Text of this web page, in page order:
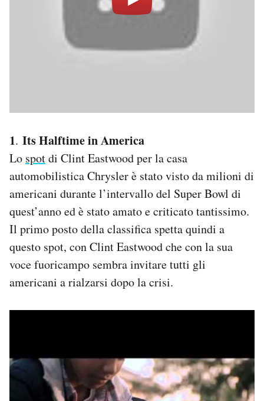
1. Its Halftime in America
Lo spotdi Clint Eastwood per la casa
automobilistica Chrysler è stato visto da milioni di
americani durante l’intervallo del Super Bowl di
quest’anno ed è stato amato e criticato tantissimo.
Il primo posto della classifica spetta quindi a
questo spot, con Clint Eastwood che con la sua
voce fuoricampo sembra invitare tutti gli
americani a rialzarsi dopo la crisi.